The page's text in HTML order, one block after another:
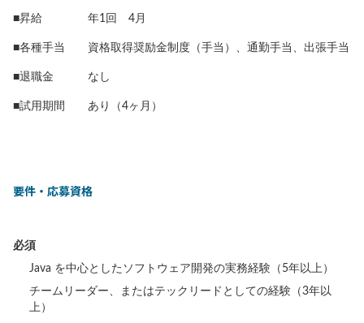
■昇給 年1回 4月
■各種手当 資格取得奨励金制度（手当）、通勤手当、出張手当
■退職金 なし
■試用期間 あり（4ヶ月）
要件・応募資格
必須
Java を中心としたソフトウェア開発の実務経験（5年以上）
チームリーダー、またはテックリードとしての経験（3年以
上）